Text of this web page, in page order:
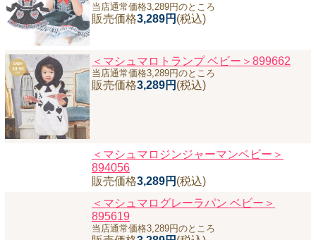
当店通常価格3,289円のところ
販売価格3,289円 (税込)
＜マシュマロトランプ ベビー＞899662
当店通常価格3,289円のところ
販売価格3,289円 (税込)
＜マシュマロジンジャーマンベビー＞
894056
販売価格3,289円 (税込)